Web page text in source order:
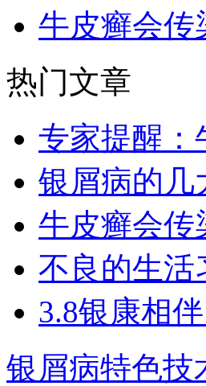
牛皮癣会传
热门文章
专家提醒：
银屑病的几
牛皮癣会传
不良的生活
3.8银康相
银屑病特色技